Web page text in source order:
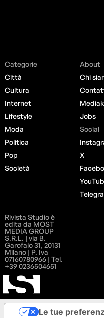
Categorie
Città
Cultura
Internet
Lifestyle
Moda
Politica
Pop
Società
About
Chi
Jobs
Social
X
Rivista Studio è
edita da MOST
MEDIA GROUP
S.R.L. | via B.
Garofalo 31, 20131
Milano | P. Iva
07160780966 | Tel.
+39 0236504651
Le tue